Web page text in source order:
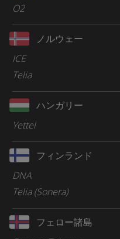
O2
ノルウェー
ICE
Telia
ハンガリー
Yettel
フィンランド
DNA
Telia (Sonera)
フェロー諸島